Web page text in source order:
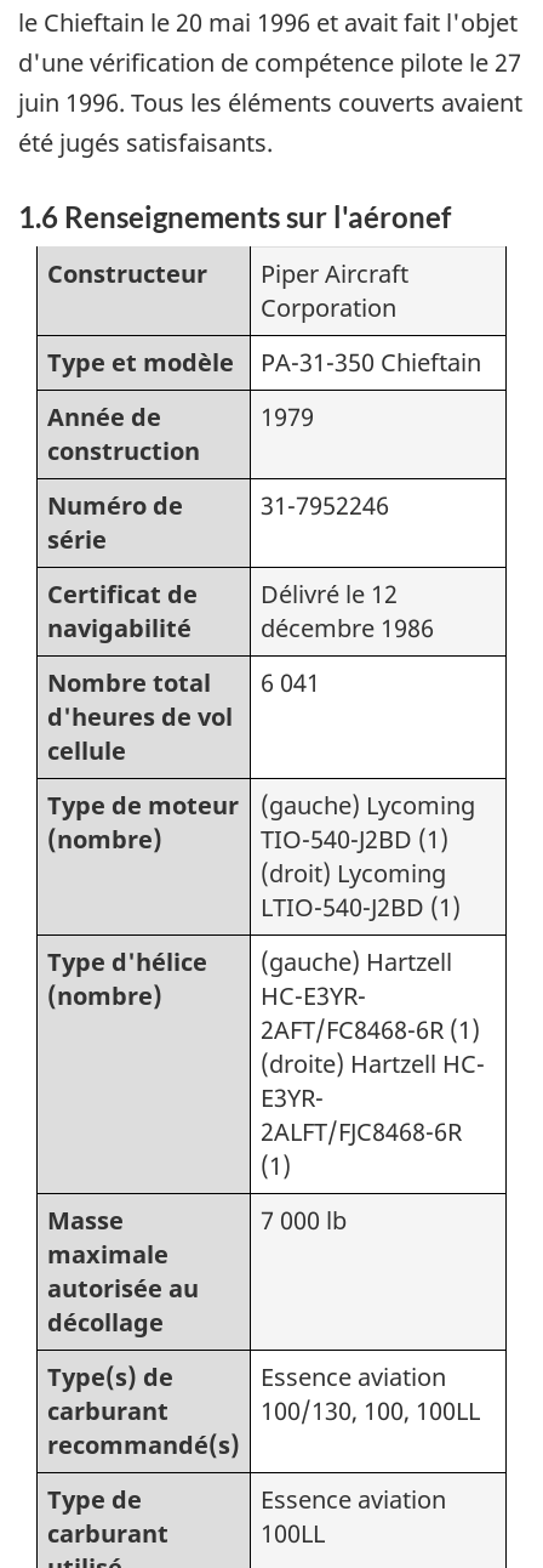
le Chieftain le 20 mai 1996 et avait fait l'objet
d'une vérification de compétence pilote le 27
juin 1996. Tous les éléments couverts avaient
été jugés satisfaisants.
1.6 Renseignements sur l'aéronef
Constructeur
Piper Aircraft
Corporation
Type et modèle
PA-31-350 Chieftain
Année de
construction
1979
Numéro de
série
31-7952246
Certificat de
navigabilité
Délivré le 12
décembre 1986
Nombre total
d'heures de vol
cellule
6 041
Type de moteur
(nombre)
(gauche) Lycoming
TIO-540-J2BD (1)
(droit) Lycoming
LTIO-540-J2BD (1)
Type d'hélice
(nombre)
(gauche) Hartzell
HC-E3YR-
2AFT/FC8468-6R (1)
(droite) Hartzell HC-
E3YR-
2ALFT/FJC8468-6R
(1)
Masse
maximale
autorisée au
décollage
7 000 lb
Type(s) de
carburant
recommandé(s)
Essence aviation
100/130, 100, 100LL
Type de
carburant
Essence aviation
100LL